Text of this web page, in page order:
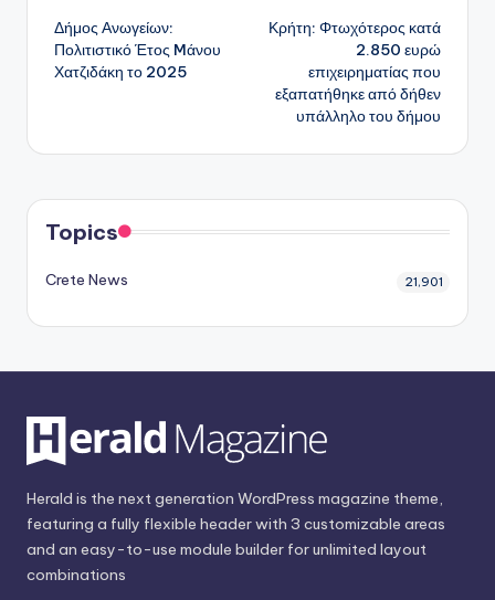
δημοσιεύσεων
Δήμος Ανωγείων:
Πολιτιστικό Έτος Mάνου
Χατζιδάκη το 2025
Κρήτη: Φτωχότερος κατά
2.850 ευρώ
επιχειρηματίας που
εξαπατήθηκε από δήθεν
υπάλληλο του δήμου
Topics
Crete News 21,901
Herald is the next generation WordPress magazine theme,
featuring a fully flexible header with 3 customizable areas
and an easy-to-use module builder for unlimited layout
combinations